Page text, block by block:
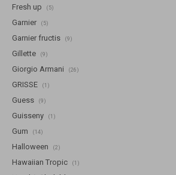
Fresh up (5)
Garnier (5)
Garnier fructis (9)
Gillette (9)
Giorgio Armani (26)
GRISSE (1)
Guess (9)
Guisseny (1)
Gum (14)
Halloween (2)
Hawaiian Tropic (1)